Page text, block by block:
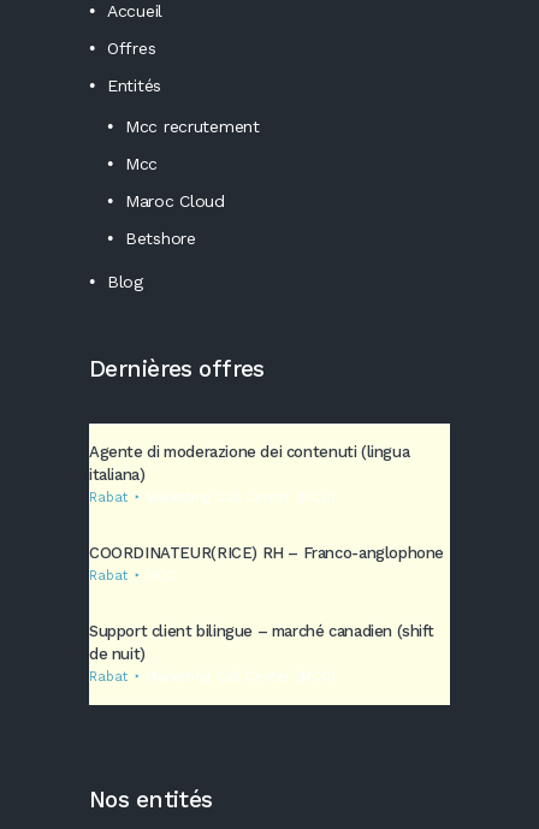
Accueil
Offres
Entités
Mcc recrutement
Mcc
Maroc Cloud
Betshore
Blog
Dernières offres
Agente di moderazione dei contenuti (lingua
italiana)
Rabat Marketing Call Center (MCC)
COORDINATEUR(RICE) RH – Franco-anglophone
Rabat MCC
Support client bilingue – marché canadien (shift
de nuit)
Rabat Marketing Call Center (MCC)
Nos entités